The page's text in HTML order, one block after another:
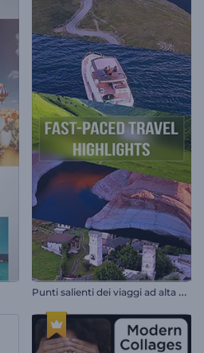
P
unti salienti dei viaggi ad alta velocità